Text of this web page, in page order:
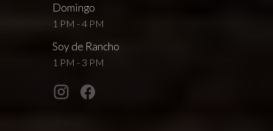
Domingo
1 PM - 4 PM
Soy de Rancho
1 PM - 3 PM